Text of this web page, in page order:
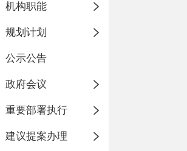
机构职能
规划计划
公示公告
政府会议
重要部署执行
建议提案办理